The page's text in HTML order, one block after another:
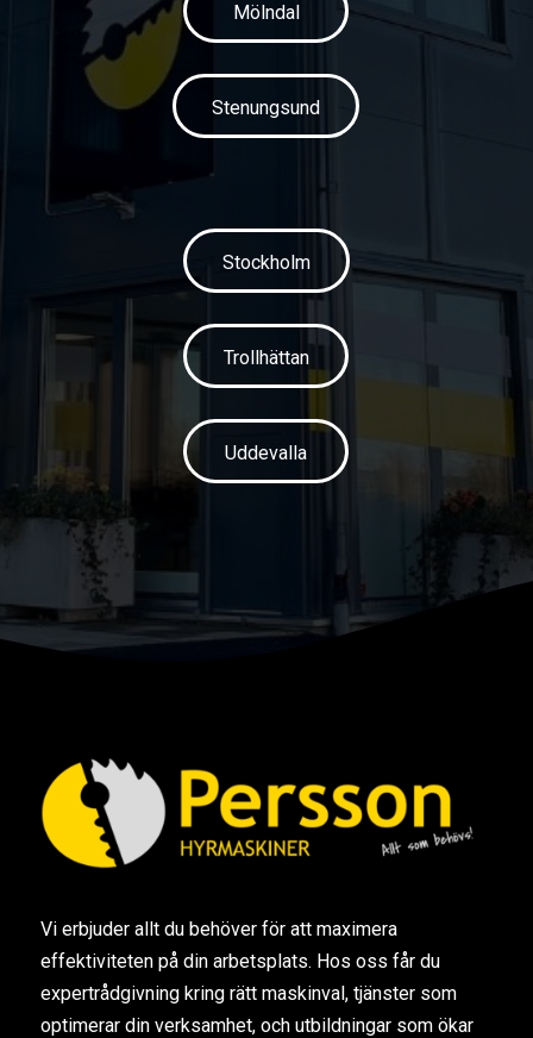
Mölndal
Stenungsund
Stockholm
Trollhättan
Uddevalla
Vi erbjuder allt du behöver för att maximera
effektiviteten på din arbetsplats. Hos oss får du
expertrådgivning kring rätt maskinval, tjänster som
optimerar din verksamhet, och utbildningar som ökar